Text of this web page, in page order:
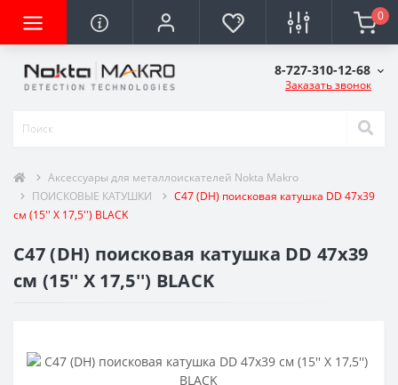
0
8-727-310-12-68
Заказать звонок
Аксессуары для металлоискателей Nokta Makro
ПОИСКОВЫЕ КАТУШКИ
C47 (DH) поисковая катушка DD 47x39
см (15'' X 17,5'') BLACK
C47 (DH) поисковая катушка DD 47x39
см (15'' X 17,5'') BLACK